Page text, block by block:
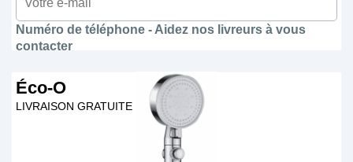
Numéro de téléphone - Aidez nos livreurs à vous
contacter
Éco-O
LIVRAISON GRATUITE